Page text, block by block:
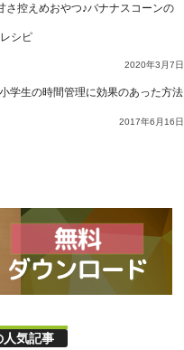
さ控えめおやつ♪バナナスコーンの
シピ
2020年3月7日
小学生の時間管理に効果のあった方法
2017年6月16日
気記事